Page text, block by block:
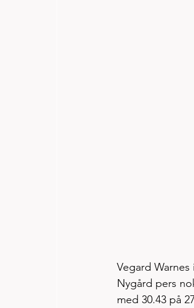
Vegard
Nygård pers
med 30.43 på